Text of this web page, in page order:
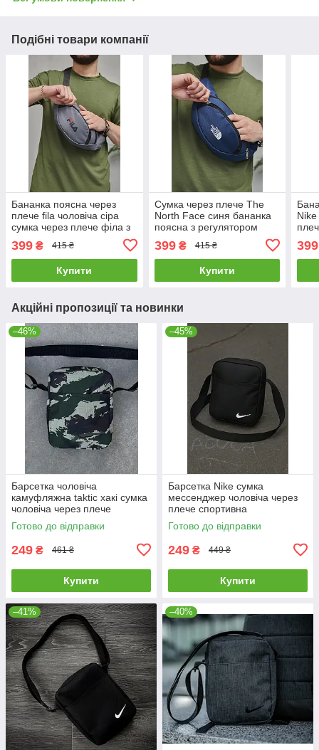
Подібні товари компанії
Бананка поясна через
плече fila чоловіча сіра
сумка через плече філа з
399 ₴ 415 ₴
Купити
Сумка через плече The
North Face синя бананка
поясна з регулятором
сумка чоловіча норт фейс
399₴ 415 ₴
Купити
399
Акційні пропозиції та новинки
–46%
Барсетка чоловіча
камуфляжна taktic хакі сумка
чоловіча через плече
месенджер тканинний
Готово до відправки
249 ₴ 461 ₴
Купити
–45%
Барсетка Nike сумка
мессенджер чоловіча через
плече спортивна
повсякденна найк
Готово до відправки
249 ₴ 449 ₴
Купити
–41% –40%